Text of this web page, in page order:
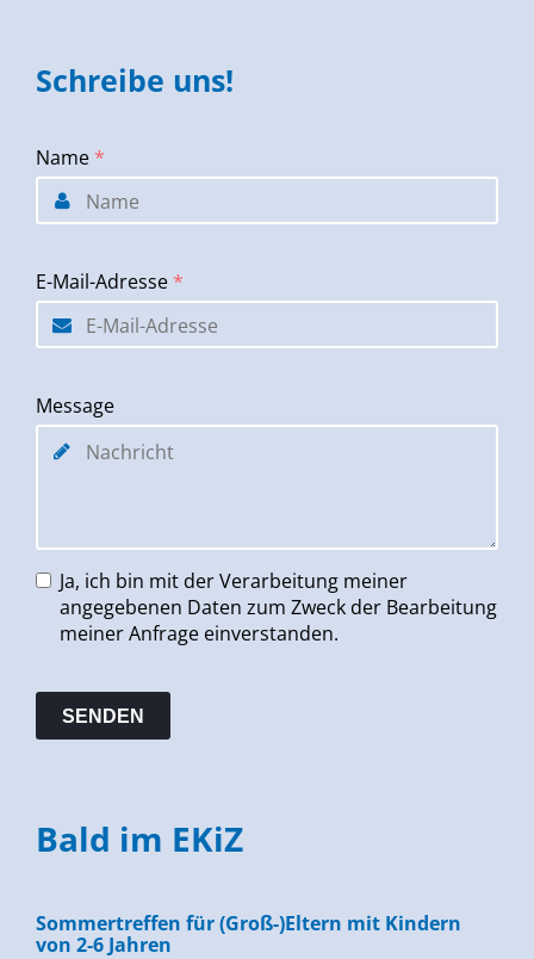
Schreibe uns!
Name *
E-Mail-Adresse *
Message
Ja, ich bin mit der Verarbeitung meiner
angegebenen Daten zum Zweck der Bearbeitung
meiner Anfrage einverstanden.
Bald im EKiZ
Sommertreffen für (Groß-)Eltern mit Kindern
von 2-6 Jahren